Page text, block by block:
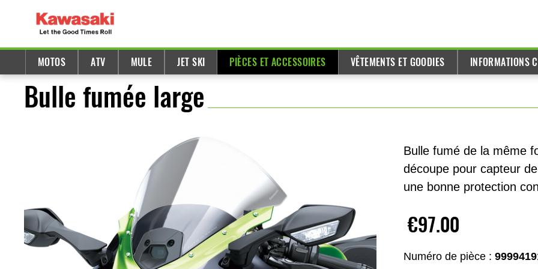
MOTOS ATV MULE JET SKI PIÈCES ET ACCESSOIRES VÊTEMENTS ET GOODIES INFORMATIONS
Bulle fumée large
Bulle fumé de la même
découpe pour capteur
une bonne protection
€97.00
Numéro de pièce :